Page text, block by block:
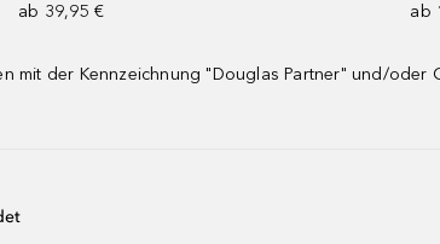
ab 39,95 €
ab
mit der Kennzeichnung "Douglas Partner" und/